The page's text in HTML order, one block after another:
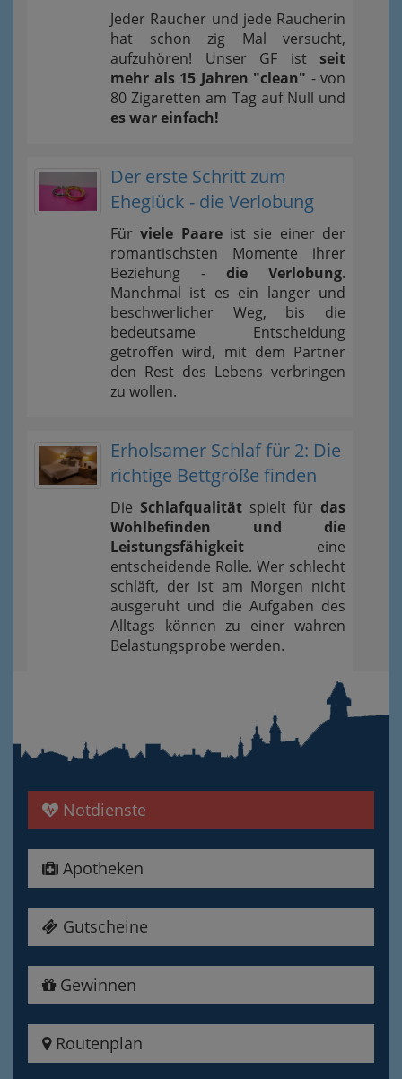
Jeder Raucher und jede Raucherin
hat schon zig Mal versucht,
aufzuhören! Unser GF ist seit
mehr als 15 Jahren "clean" - von
80 Zigaretten am Tag auf Null und
es war einfach!
Der erste Schritt zum
Eheglück - die Verlobung
Fürviele Paareist sie einer der
romantischsten Momente ihrer
Beziehung - die Verlobung.
Manchmal ist es ein langer und
beschwerlicher Weg, bis die
bedeutsame Entscheidung
getroffen wird, mit dem Partner
den Rest des Lebens verbringen
zu wollen.
Erholsamer Schlaf für 2: Die
richtige Bettgröße finden
Die Schlafqualität spielt für das
Wohlbefinden und die
Leistungsfähigkeit eine
entscheidende Rolle. Wer schlecht
schläft, der ist am Morgen nicht
ausgeruht und die Aufgaben des
Alltags können zu einer wahren
Belastungsprobe werden.
Notdienste
Apotheken
Gutscheine
Gewinnen
Routenplan